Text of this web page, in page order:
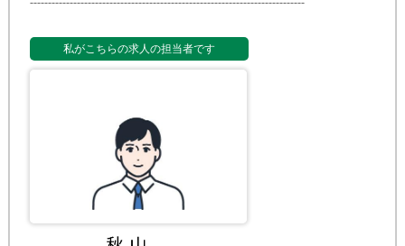
私がこちらの求人の担当者です